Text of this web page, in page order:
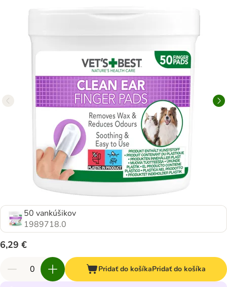
50 vankúšikov
1989718.0
6,29 €
Pridať do košíkaPridať do košíka